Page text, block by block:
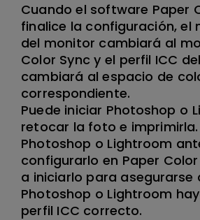
Cuando el software Paper
finalice la configuración, el
del monitor cambiará al
Color Sync y el perfil ICC
cambiará al espacio de
correspondiente.
Puede iniciar Photoshop o
retocar la foto e imprimirla.
Photoshop o Lightroom
configurarlo en Paper
a iniciarlo para asegurarse
Photoshop o Lightroom
perfil ICC correcto.